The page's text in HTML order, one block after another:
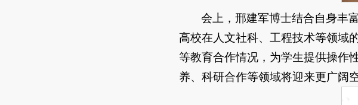
会上，邢建军博士结合自身丰
高校在人文社科、工程技术等领域
等教育合作情况，为学生提供操作
养、科研合作等领域将迎来更广阔空